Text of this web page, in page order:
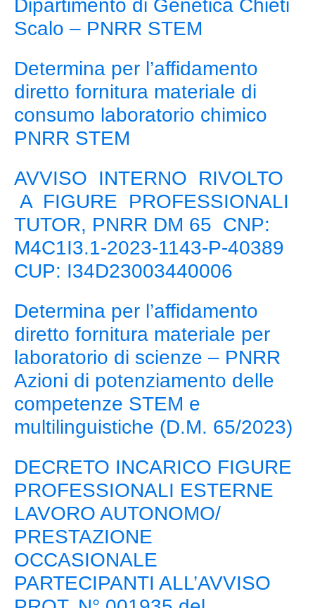
Dipartimento di Genetica Chieti
Scalo – PNRR STEM
Determina per l’affidamento
diretto fornitura materiale di
consumo laboratorio chimico
PNRR STEM
AVVISO INTERNO RIVOLTO
A FIGURE PROFESSIONALI
TUTOR, PNRR DM 65 CNP:
M4C1I3.1-2023-1143-P-40389
CUP: I34D23003440006
Determina per l’affidamento
diretto fornitura materiale per
laboratorio di scienze – PNRR
Azioni di potenziamento delle
competenze STEM e
multilinguistiche (D.M. 65/2023)
DECRETO INCARICO FIGURE
PROFESSIONALI ESTERNE
LAVORO AUTONOMO/
PRESTAZIONE
OCCASIONALE
PARTECIPANTI ALL’AVVISO